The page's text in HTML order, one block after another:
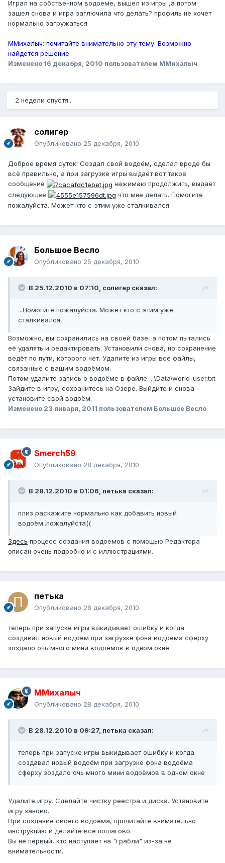
Играл на собственном водоеме, вышел из игры ,а потом
зашел снова и игра заглючила что делать? профиль не хочет
нормально загружаться
ММихалыч: почитайте внимательно эту тему. Возможно
найдется решение.
Изменено 16 декабря, 2010 пользователем ММихалыч
2 недели спустя...
солигер
Опубликовано 25 декабря, 2010
Доброе время суток! Создал свой водоём, сделал вроде бы
всё правильно, а при загрузке игры выдаёт вот такое
сообщение
нажимаю продолжить, выдаёт
следующее
что мне делать. Помогите
пожалуйста. Может кто с этим уже сталкивался.
Большое Весло
Опубликовано 25 декабря, 2010
В 25.12.2010 в 07:10, солигер сказал:
...Помогите пожалуйста. Может кто с этим уже
сталкивался.
Возможно, вы сохранились на своей базе, а потом пытались
её удалять и редактировать. Установили снова, но сохранение
ведёт по пути, которого нет. Удалите из игры все файлы,
связанные с вашим водоёмом.
Потом удалите запись о водоёме в файле ...\Data\world_user.txt
Зайдите в игру, сохранитесь на Озере. Выйдите и снова
установите свой водоём.
Изменено 23 января, 2011 пользователем Большое Весло
Smerch59
Опубликовано 28 декабря, 2010
В 28.12.2010 в 01:06, петька сказал:
плиз раскажите нормально как добавить новый
водоём..пожалуйста((
Здесь процесс создания водоемов с помощью Редактора
описан очень подробно и с иллюстрациями.
петька
Опубликовано 28 декабря, 2010
теперь при запуске игры выкидывает ошибку и когда
создавал новый водоём при загрузке фона водоёма сферху
зоздало очь много мини водоёмов в одном окне
ММихалыч
Опубликовано 28 декабря, 2010
В 28.12.2010 в 09:27, петька сказал:
теперь при запуске игры выкидывает ошибку и когда
создавал новый водоём при загрузке фона водоёма
сферху зоздало очь много мини водоёмов в одном окне
Удалите игру. Сделайте чистку реестра и диска. Установите
игру заново.
При создание своего водоема, прочитайте внимательно
инструкцию и делайте все пошагово.
Вы не первый, кто наступает на "грабли" из-за не
внимательности.